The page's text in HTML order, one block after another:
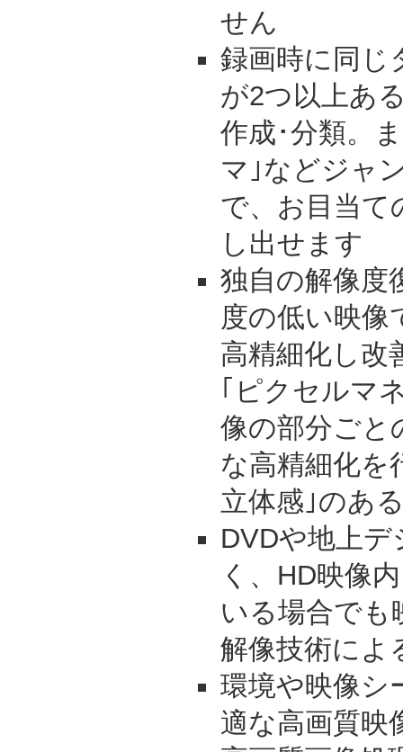
せん
録画時に同じ
が2つ以上あ
作成･分類。
マ｣などジャ
で、お目当て
し出せます
独自の解像度
度の低い映像
高精細化し改
｢ピクセルマ
像の部分ごと
な高精細化を
立体感｣のあ
DVDや地上
く、HD映像
いる場合でも
解像技術によ
環境や映像シ
適な高画質映